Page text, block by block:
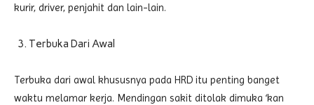
kurir, driver, penjahit dan lain-lain.
Terbuka Dari Awal
Terbuka dari awal khususnya pada HRD itu penting banget
waktu melamar kerja. Mendingan sakit ditolak dimuka ‘kan